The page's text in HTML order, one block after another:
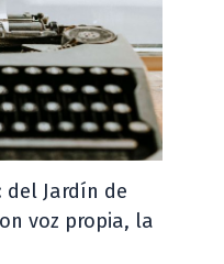
del Jardín de
voz propia, la